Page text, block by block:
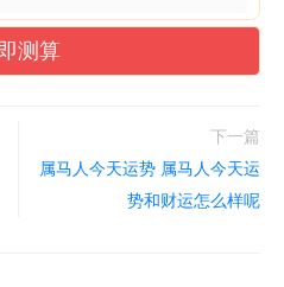
测算
下一篇
属马人今天运势 属马人今天运
势和财运怎么样呢